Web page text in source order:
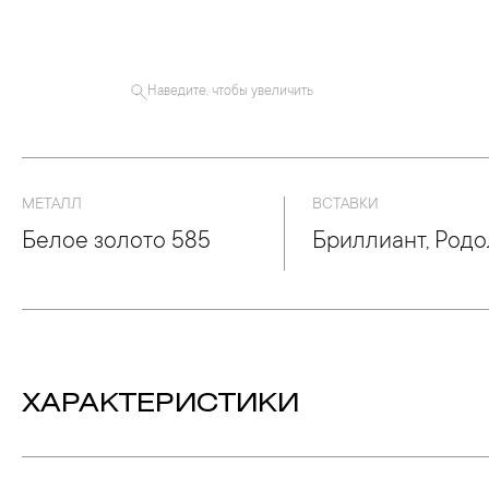
Наведите, чтобы увеличить
МЕТАЛЛ
Белое золото 585
ВСТАВКИ
Бриллиант,
ХАРАКТЕРИСТИКИ